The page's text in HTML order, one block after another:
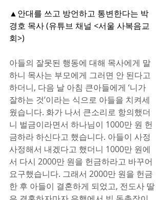
▲안대를 쓰고 방언하고 통변한다는 박
경호 목사 (유튜브 채널 <서울 사복음교
회>)
아들의 잘못된 행동에 대해 목사에게 말
하니 목사는 부모에게 그러면 안 된다고
하더니, 다음 날 아침 큰아들에게 ‘니가
잘하는 것’이라는 식으로 아들을 치켜세
웠습니다. 화가 나서 큰소리로 항의했더
니 벌금이라면서 하나님이 1000만 원 헌
금하라 하신다고 했습니다. 아들이 사정
사정해서 내겠다고 했더니 1000만 원에
서 다시 2000만 원을 헌금하라고 바꾸어
요구했습니다. 그래서 2000만 원을 헌금
한 후 아들이 결혼하게 되었고, 전도사 딸